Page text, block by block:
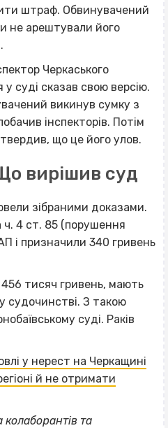
штраф. Обвинувачений
не арештували його
Черкаського
суді сказав свою версію.
викинув сумку з
інспекторів. Потім
що це його улов.
вирішив суд
зібраними доказами.
4 ст. 85 (порушення
і призначили 340 гривень
тисяч гривень, мають
судочинстві. З такою
суді. Раків
у нерест на Черкащині
й не отримати
колаборантів та